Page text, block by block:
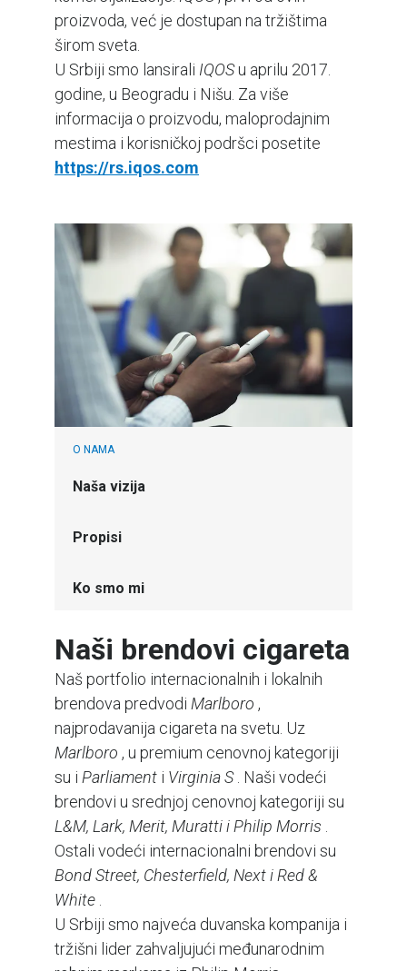
proizvoda, već je dostupan na tržištima
širom sveta.
U Srbiji smo lansirali IQOSu aprilu 2017.
godine, u Beogradu i Nišu. Za više
informacija o proizvodu, maloprodajnim
mestima i korisničkoj podršci posetite
https://rs.iqos.com
O NAMA
Naša vizija
Propisi
Ko smo mi
Naši brendovi cigareta
Naš portfolio internacionalnih i lokalnih
brendova predvodi Marlboro ,
najprodavanija cigareta na svetu. Uz
Marlboro , u premium cenovnoj kategoriji
su i Parliament i Virginia S . Naši vodeći
brendovi u srednjoj cenovnoj kategoriji su
L&M, Lark, Merit, Muratti i Philip Morris
Ostali vodeći internacionalni brendovi su
Bond Street, Chesterfield, Next i Red &
White
U Srbiji smo najveća duvanska kompanija i
tržišni lider zahvaljujući međunarodnim